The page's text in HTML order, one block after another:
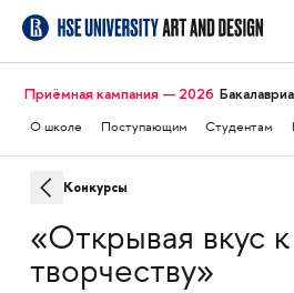
Приёмная кампания — 2026
О школе Поступающим Студентам
Конкурсы
«Открывая вкус к
творчеству»